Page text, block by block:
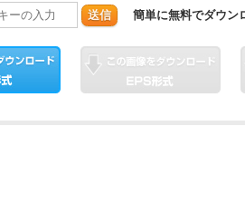
送信 簡単に無料でダウン